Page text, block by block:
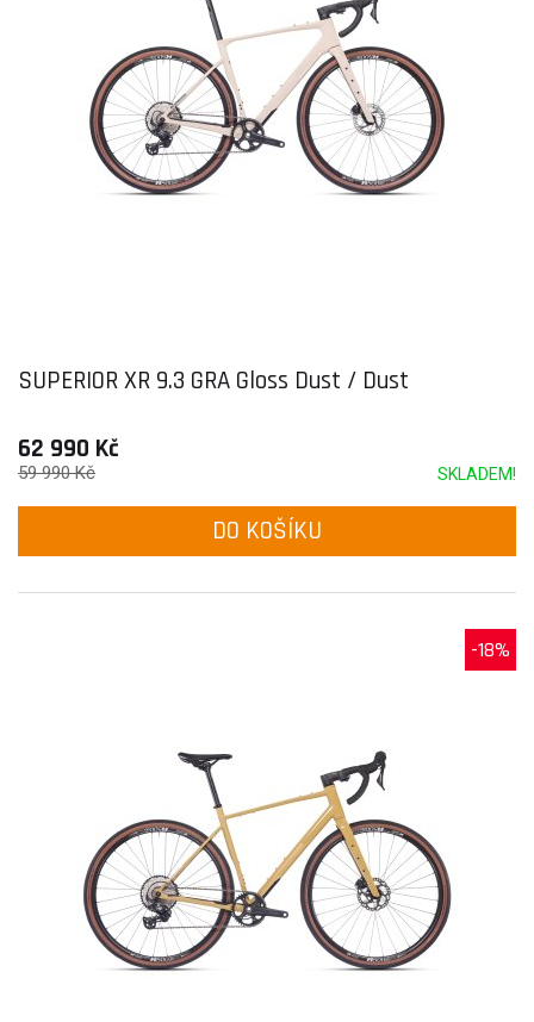
SUPERIOR XR 9.3 GRA Gloss Dust / Dust
62 990 Kč
SKLADEM!
59 990 Kč
DO KOŠÍKU
-18%